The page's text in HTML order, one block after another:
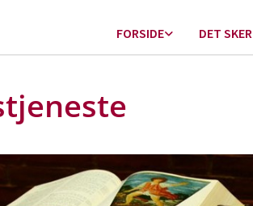
FORSIDE DET SKER